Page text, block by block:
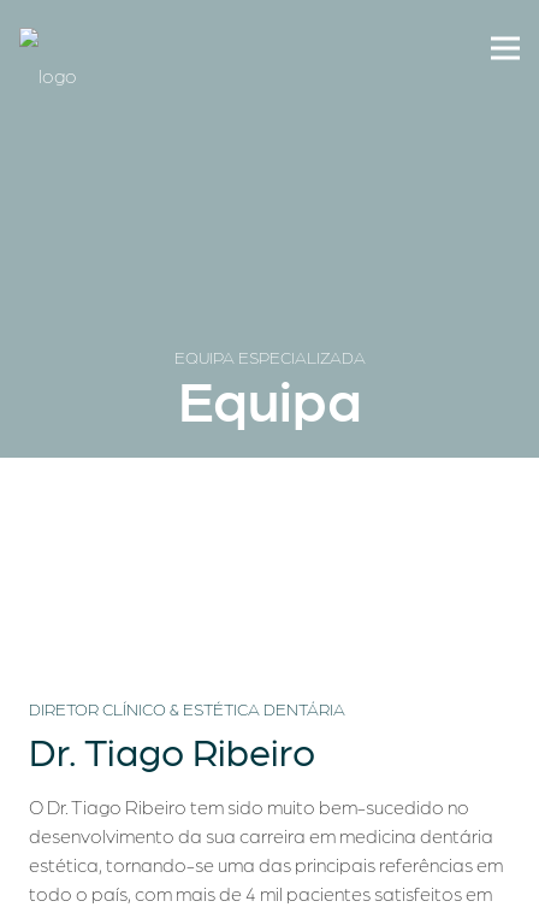
EQUIPA ESPECIALIZADA
Equipa
DIRETOR CLÍNICO & ESTÉTICA DENTÁRIA
Dr. Tiago Ribeiro
O Dr. Tiago Ribeiro tem sido muito bem-sucedido no
desenvolvimento da sua carreira em medicina dentária
estética, tornando-se uma das principais referências em
todo o país, com mais de 4 mil pacientes satisfeitos em